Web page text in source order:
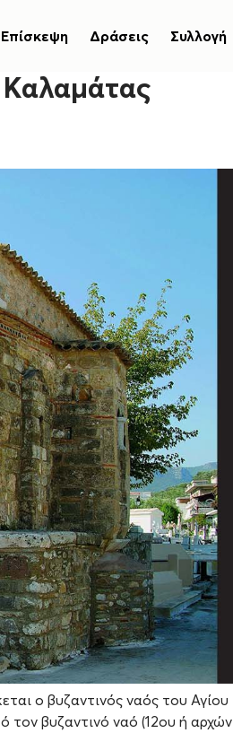
Επίσκεψη Δράσεις Συλλογή
ο βυζαντινός ναός του Αγίου
τον βυζαντινό ναό (12ου ή αρχών